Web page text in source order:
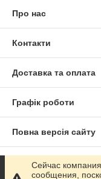
Про нас
Контакти
Доставка та оплата
Графік роботи
Повна версія сайту
Сайт створено на
Сейчас
сообщения,